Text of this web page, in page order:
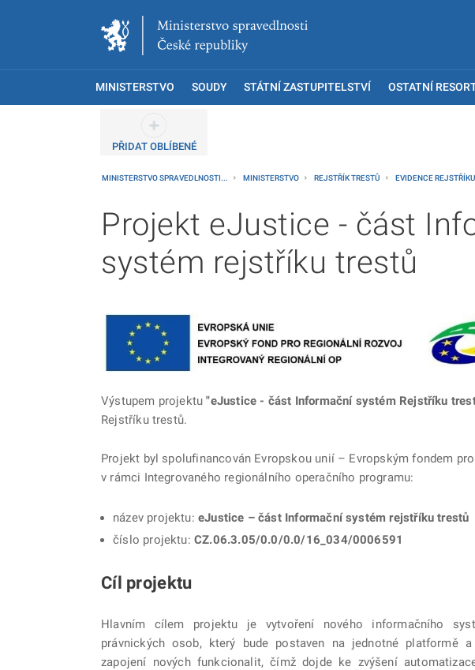
MINISTERSTVO SOUDY STÁTNÍ ZASTUPITELSTVÍ OSTATNÍ
PŘIDAT OBLÍBENÉ
MINISTERSTVO SPRAVEDLNOSTI... MINISTERSTVO REJSTŘÍK TRESTŮ EVIDENCE
Projekt eJustice - část
systém rejstříku trestů
Výstupem projektu"eJustice - část Informační systém Rejstříku
Rejstříku trestů.
Projekt byl spolufinancován Evropskou unií – Evropským fondem
v rámci Integrovaného regionálního operačního programu:
název projektu: eJustice – část Informační systém rejstříku trestů
číslo projektu: CZ.06.3.05/0.0/0.0/16_034/0006591
Cíl projektu
Hlavním cílem projektu je vytvoření nového informačního
právnických osob, který bude postaven na jednotné platformě
zapojení nových funkcionalit, čímž dojde ke zvýšení